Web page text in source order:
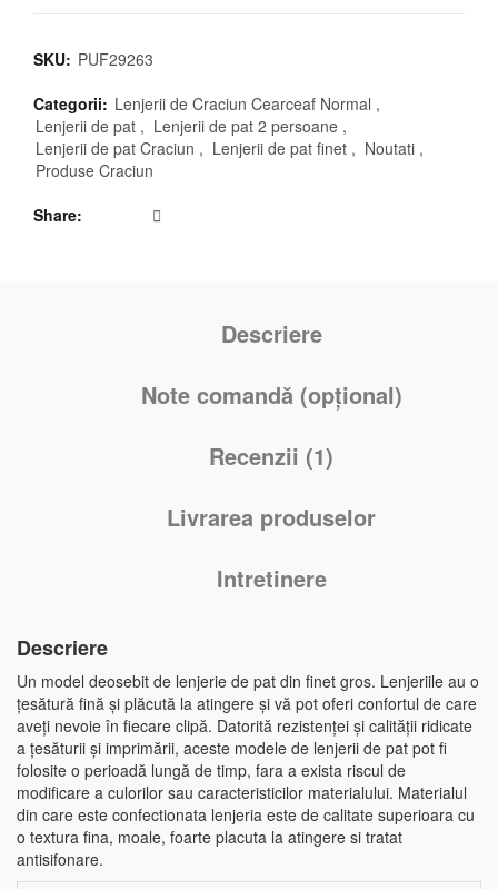
SKU: PUF29263
Categorii: Lenjerii de Craciun Cearceaf Normal ,
Lenjerii de pat , Lenjerii de pat 2 persoane ,
Lenjerii de pat Craciun , Lenjerii de pat finet , Noutati ,
Produse Craciun
Share
Descriere
Note comandă (opțional)
Recenzii (1)
Livrarea produselor
Intretinere
Descriere
Un model deosebit de lenjerie de pat din finet gros. Lenjeriile au o
țesătură fină și plăcută la atingere și vă pot oferi confortul de care
aveți nevoie în fiecare clipă. Datorită rezistenței și calității ridicate
a țesăturii și imprimării, aceste modele de lenjerii de pat pot fi
folosite o perioadă lungă de timp, fara a exista riscul de
modificare a culorilor sau caracteristicilor materialului. Materialul
din care este confectionata lenjeria este de calitate superioara cu
o textura fina, moale, foarte placuta la atingere si tratat
antisifonare.